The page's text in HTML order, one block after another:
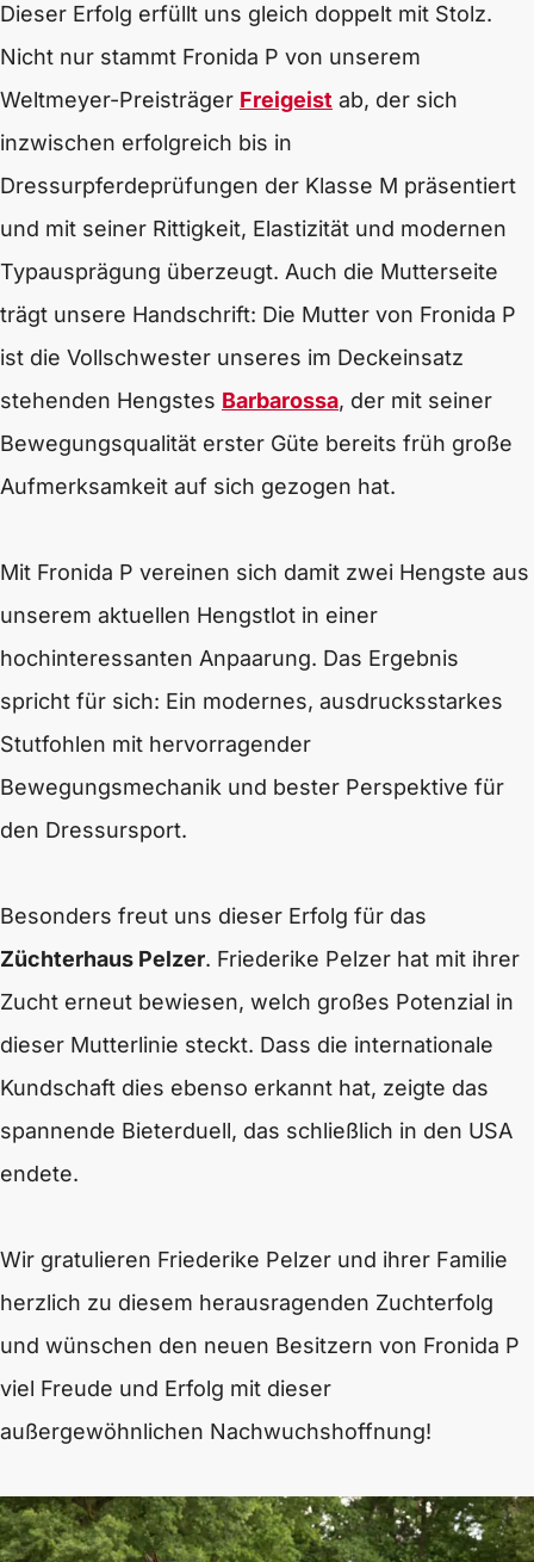
Dieser Erfolg erfüllt uns gleich doppelt mit Stolz.
Nicht nur stammt Fronida P von unserem
Weltmeyer-Preisträger Freigeist ab, der sich
inzwischen erfolgreich bis in
Dressurpferdeprüfungen der Klasse M präsentiert
und mit seiner Rittigkeit, Elastizität und modernen
Typausprägung überzeugt. Auch die Mutterseite
trägt unsere Handschrift: Die Mutter von Fronida P
ist die Vollschwester unseres im Deckeinsatz
stehenden Hengstes Barbarossa, der mit seiner
Bewegungsqualität erster Güte bereits früh große
Aufmerksamkeit auf sich gezogen hat.
Mit Fronida P vereinen sich damit zwei Hengste aus
unserem aktuellen Hengstlot in einer
hochinteressanten Anpaarung. Das Ergebnis
spricht für sich: Ein modernes, ausdrucksstarkes
Stutfohlen mit hervorragender
Bewegungsmechanik und bester Perspektive für
den Dressursport.
Besonders freut uns dieser Erfolg für das
Züchterhaus Pelzer. Friederike Pelzer hat mit ihrer
Zucht erneut bewiesen, welch großes Potenzial in
dieser Mutterlinie steckt. Dass die internationale
Kundschaft dies ebenso erkannt hat, zeigte das
spannende Bieterduell, das schließlich in den USA
endete.
Wir gratulieren Friederike Pelzer und ihrer Familie
herzlich zu diesem herausragenden Zuchterfolg
und wünschen den neuen Besitzern von Fronida P
viel Freude und Erfolg mit dieser
außergewöhnlichen Nachwuchshoffnung!